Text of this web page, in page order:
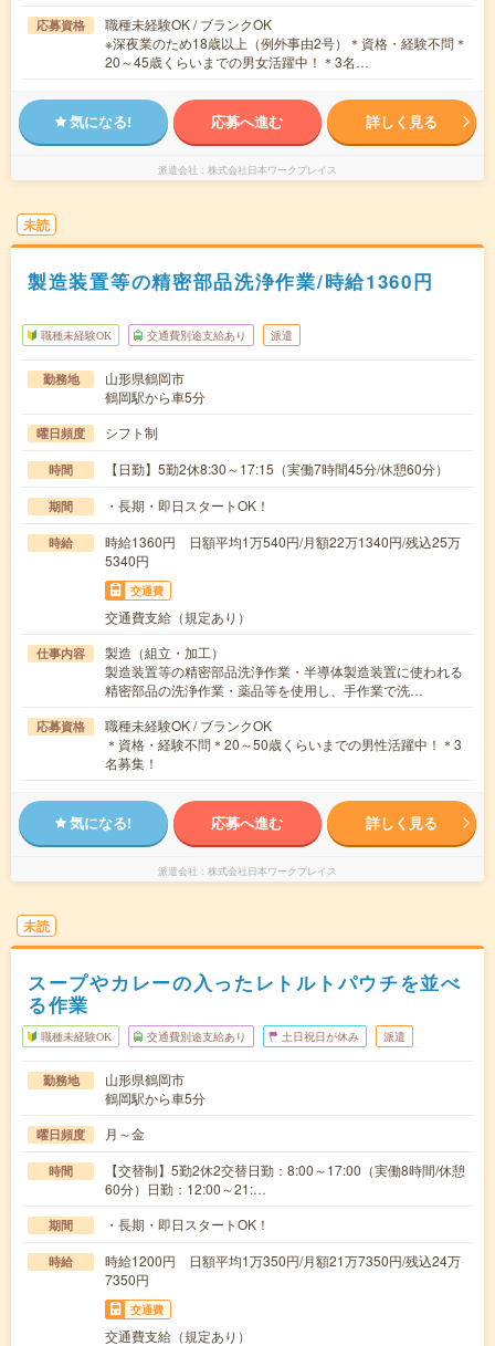
応募資格
職種未経験OK / ブランクOK
※深夜業のため18歳以上（例外事由2号）＊資格・経験不問＊
20～45歳くらいまでの男女活躍中！＊3名…
気になる! 応募へ進む 詳しく見る
派遣会社 株式会社日本ワークプレイス
未読
製造装置等の精密部品洗浄作業/時給1360円
職種未経験OK 交通費別途支給あり 派遣
勤務地
山形県鶴岡市
鶴岡駅から車5分
曜日頻度 シフト制
時間 【日勤】5勤2休8:30～17:15（実働7時間45分/休憩60分）
期間 ・長期・即日スタートOK！
時給
時給1360円 日額平均1万540円/月額22万1340円/残込25万
5340円
交通費
交通費支給（規定あり）
仕事内容
製造（組立・加工）
製造装置等の精密部品洗浄作業・半導体製造装置に使われる
精密部品の洗浄作業・薬品等を使用し、手作業で洗…
応募資格
職種未経験OK / ブランクOK
＊資格・経験不問＊20～50歳くらいまでの男性活躍中！＊3
名募集！
気になる! 応募へ進む 詳しく見る
派遣会社 株式会社日本ワークプレイス
未読
スープやカレーの入ったレトルトパウチを並べ
る作業
職種未経験OK 交通費別途支給あり 土日祝日が休み 派遣
勤務地
山形県鶴岡市
鶴岡駅から車5分
曜日頻度 月～金
時間
【交替制】5勤2休2交替日勤：8:00～17:00（実働8時間/休憩
60分）日勤：12:00～21:…
期間 ・長期・即日スタートOK！
時給
時給1200円 日額平均1万350円/月額21万7350円/残込24万
7350円
交通費
交通費支給（規定あり）